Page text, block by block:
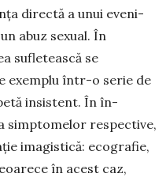
directă a unui eveni­
abuz sexual. În
sufleteas­că se
exemplu într-o serie de
insistent. În în­
simpto­melor respective,
ima­gistică: ecografie,
în acest caz,